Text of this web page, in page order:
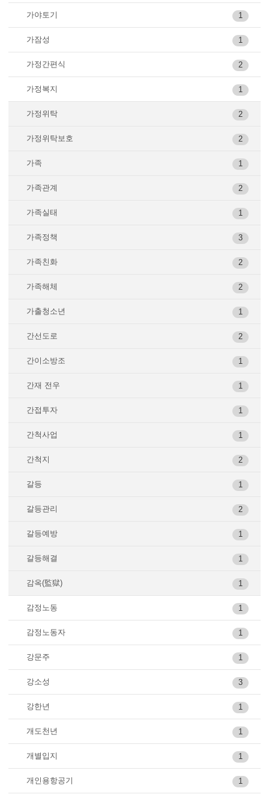
1
가야토기
1
가잠성
2
가정간편식
1
가정복지
2
가정위탁
2
가정위탁보호
1
가족
2
가족관계
1
가족실태
3
가족정책
2
가족친화
2
가족해체
1
가출청소년
2
간선도로
1
간이소방조
1
간재 전우
1
간접투자
1
간척사업
2
간척지
1
갈등
2
갈등관리
1
갈등예방
1
갈등해결
1
감옥(監獄)
1
감정노동
1
감정노동자
1
강문주
3
강소성
1
강한년
1
개도천년
1
개별입지
1
개인용항공기